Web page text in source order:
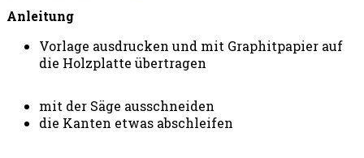
Anleitung
Vorlage ausdrucken und mit Graphitpapier auf
die Holzplatte übertragen
mit der Säge ausschneiden
die Kanten etwas abschleifen